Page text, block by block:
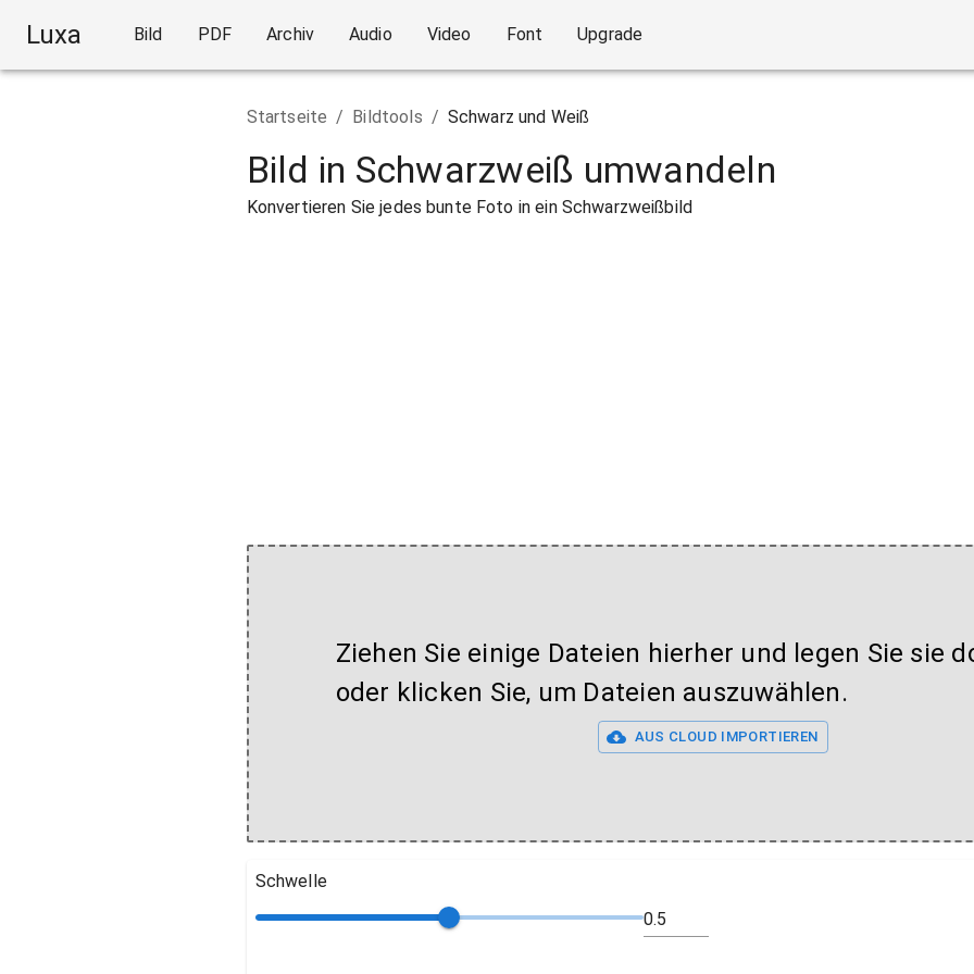
Luxa Bild PDF Archiv Audio Video Font Upgrade
Startseite / Bildtools / Schwarz und Weiß
Bild in Schwarzweiß umwandeln
Konvertieren Sie jedes bunte Foto in ein Schwarzweißbild
Ziehen Sie einige Dateien hierher und legen Sie sie
oder klicken Sie, um Dateien auszuwählen.
AUS CLOUD IMPORTIEREN
Schwelle